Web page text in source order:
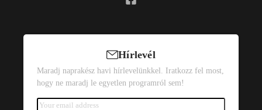
Hírlevél
Maradj naprakész havi hírlevelünkkel. Iratkozz fel most,
hogy ne maradj le egyetlen programról sem!